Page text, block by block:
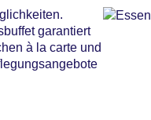
garantiert
à la carte und